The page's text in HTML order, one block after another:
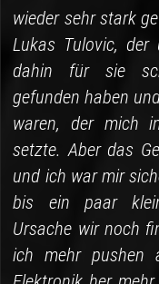
wieder sehr stark
Lukas Tulovic,
dahin für sie
gefunden haben
waren, der mich
setzte. Aber das
und ich war mir
bis ein paar
Ursache wir noch
ich mehr pushen